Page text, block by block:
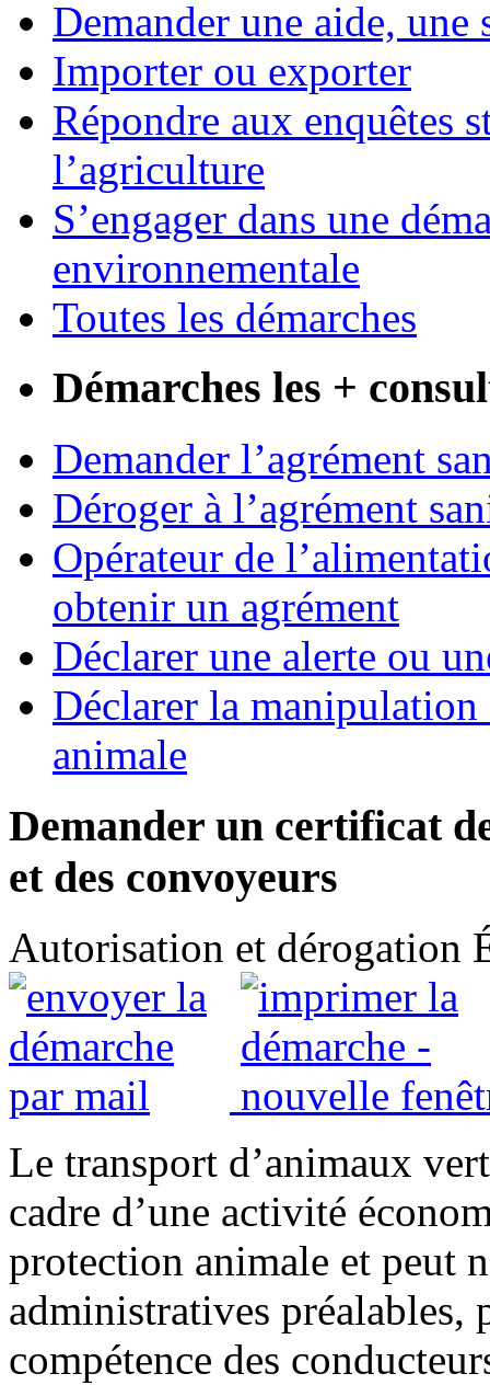
Demander une aide, une
Importer ou exporter
Répondre aux enquêtes
l’agriculture
S’engager dans une
environnementale
Toutes les démarches
Démarches les +
Demander l’agrément
Déroger à l’agrément
Opérateur de
obtenir un agrément
Déclarer une alerte ou
Déclarer la manipulation
animale
Demander un certificat
et des convoyeurs
Autorisation et dérogation
Le transport d’animaux
cadre d’une activité
protection animale et peut
administratives préalables,
compétence des